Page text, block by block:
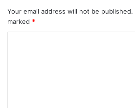
Your email address will not be published.
marked *